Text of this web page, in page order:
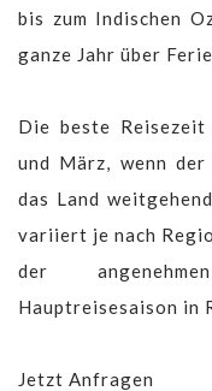
bis zum Indischen
ganze Jahr über
Die beste
und März, wenn
das Land
variiert je nach
der
Hauptreisesaison in
Jetzt Anfragen